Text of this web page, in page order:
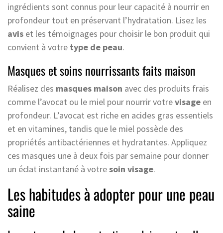
ingrédients sont connus pour leur capacité à nourrir en
profondeur tout en préservant l’hydratation. Lisez les
avis et les témoignages pour choisir le bon produit qui
convient à votre type de peau.
Masques et soins nourrissants faits maison
Réalisez des masques maison avec des produits frais
comme l’avocat ou le miel pour nourrir votrevisage en
profondeur. L’avocat est riche en acides gras essentiels
et en vitamines, tandis que le miel possède des
propriétés antibactériennes et hydratantes. Appliquez
ces masques une à deux fois par semaine pour donner
un éclat instantané à votresoin visage.
Les habitudes à adopter pour une peau
saine